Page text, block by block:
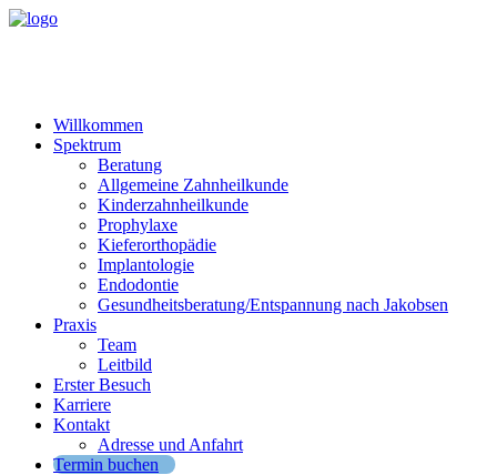
Willkommen
Spektrum
Beratung
Allgemeine Zahnheilkunde
Kinderzahnheilkunde
Prophylaxe
Kieferorthopädie
Implantologie
Endodontie
Gesundheitsberatung/Entspannung nach Jakobsen
Praxis
Team
Leitbild
Erster Besuch
Karriere
Kontakt
Adresse und Anfahrt
Termin buchen